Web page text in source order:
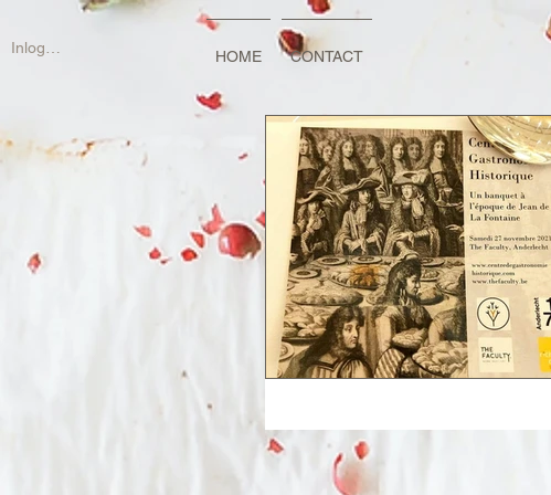
Inloggen HOME CONTACT